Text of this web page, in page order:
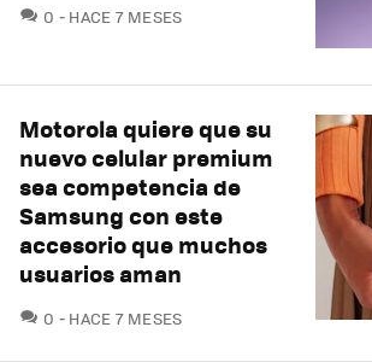
0 COMENTARIOS
HACE 7 MESES
Motorola quiere que su
nuevo celular premium
sea competencia de
Samsung con este
accesorio que muchos
usuarios aman
0 COMENTARIOS
HACE 7 MESES